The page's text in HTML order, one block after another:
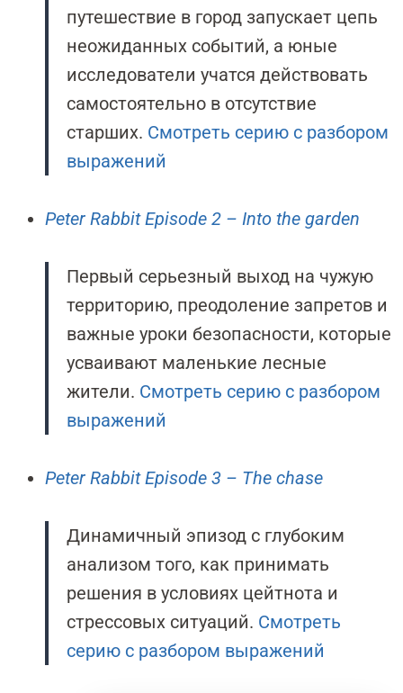
путешествие в город запускает цепь
неожиданных событий, а юные
исследователи учатся действовать
самостоятельно в отсутствие
старших. Смотреть серию с разбором
выражений
Peter Rabbit Episode 2 – Into the garden
Первый серьезный выход на чужую
территорию, преодоление запретов и
важные уроки безопасности, которые
усваивают маленькие лесные
жители. Смотреть серию с разбором
выражений
Peter Rabbit Episode 3 – The chase
Динамичный эпизод с глубоким
анализом того, как принимать
решения в условиях цейтнота и
стрессовых ситуаций. Смотреть
серию с разбором выражений